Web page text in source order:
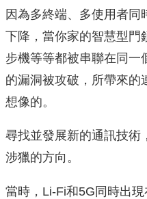
因為多終端、多使用者
下降，當你家的智慧型門
步機等等都被串聯在同一
的漏洞被攻破，所帶來的
想像的。
尋找並發展新的通訊技術
涉獵的方向。
當時，Li-Fi和5G同時出現